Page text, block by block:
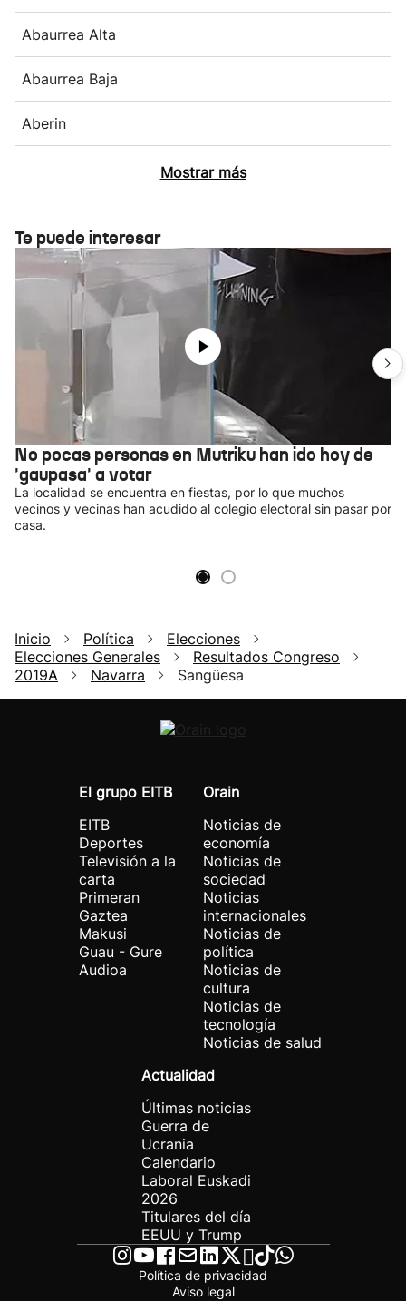
Abaurrea Alta
Abaurrea Baja
Aberin
Mostrar más
Te puede interesar
No pocas personas en Mutriku han ido hoy de
'gaupasa' a votar
La localidad se encuentra en fiestas, por lo que muchos
vecinos y vecinas han acudido al colegio electoral sin pasar por
casa.
Inicio Política
Elecciones
Elecciones Generales
Resultados Congreso
2019A
Navarra Sangüesa
El grupo EITB
EITB
Deportes
Televisión a la
carta
Primeran
Gaztea
Makusi
Guau - Gure
Audioa
Orain
Noticias de
economía
Noticias de
sociedad
Noticias
internacionales
Noticias de
política
Noticias de
cultura
Noticias de
tecnología
Noticias de salud
Actualidad
Últimas noticias
Guerra de
Ucrania
Calendario
Laboral Euskadi
2026
Titulares del día
EEUU y Trump
Política de privacidad
Aviso legal